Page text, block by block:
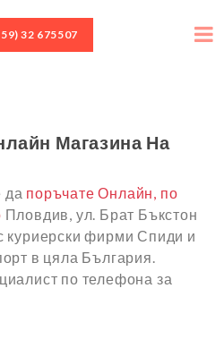
32 675507
Магазина На
да поръчате Онлайн, по
Пловдив, ул. Брат Бъкстон
куриерски фирми Спиди и
в цяла България.
по телефона за